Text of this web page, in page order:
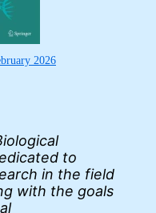
2026
to
in the field
with the goals